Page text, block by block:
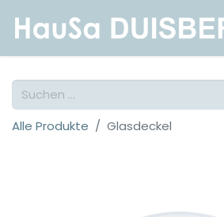
Alle Produkte Glasdeckel